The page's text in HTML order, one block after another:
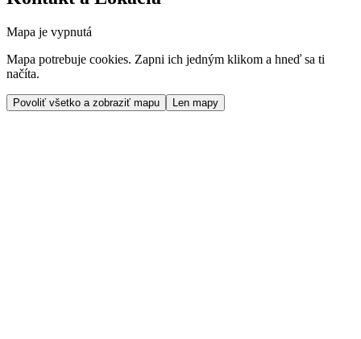
Mapa je vypnutá
Mapa potrebuje cookies. Zapni ich jedným klikom a hneď sa ti
načíta.
Povoliť všetko a zobraziť mapu Len mapy